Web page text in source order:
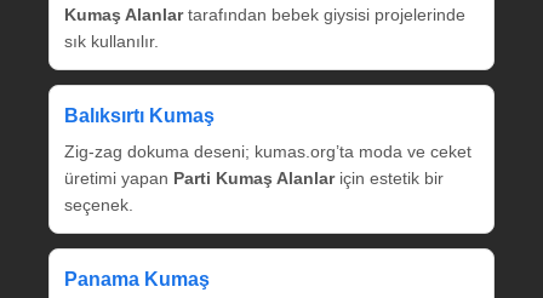
Kumaş Alanlartarafından bebek giysisi projelerinde
sık kullanılır.
Balıksırtı Kumaş
Zig‑zag dokuma deseni; kumas.org’ta moda ve ceket
üretimi yapan Parti Kumaş Alanlariçin estetik bir
seçenek.
Panama Kumaş